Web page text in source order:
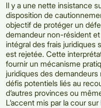
Il y a une nette insistance
disposition de
objectif de protéger un
demandeur non-résident
intégral des frais juridiques
est rejetée. Cette
fournir un mécanisme
juridiques des
défis potentiels liés au
d’autres provinces ou
L’accent mis par la cour